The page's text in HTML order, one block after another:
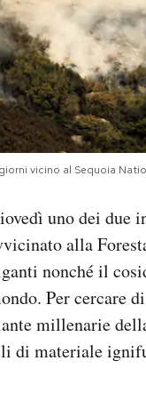
vicino al Sequoia
uno dei due
alla
nonché il
Per cercare
millenarie
di materiale